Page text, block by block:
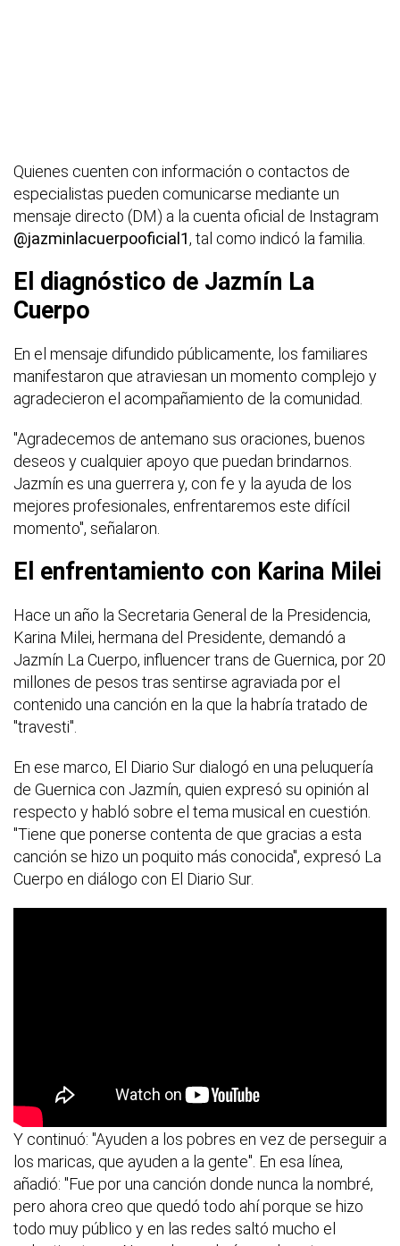
Quienes cuenten con información o contactos de
especialistas pueden comunicarse mediante un
mensaje directo (DM) a la cuenta oficial de Instagram
@jazminlacuerpooficial1, tal como indicó la familia.
El diagnóstico de Jazmín La
Cuerpo
En el mensaje difundido públicamente, los familiares
manifestaron que atraviesan un momento complejo y
agradecieron el acompañamiento de la comunidad.
"Agradecemos de antemano sus oraciones, buenos
deseos y cualquier apoyo que puedan brindarnos.
Jazmín es una guerrera y, con fe y la ayuda de los
mejores profesionales, enfrentaremos este difícil
momento", señalaron.
El enfrentamiento con Karina Milei
Hace un año la Secretaria General de la Presidencia,
Karina Milei, hermana del Presidente, demandó a
Jazmín La Cuerpo, influencer trans de Guernica, por 20
millones de pesos tras sentirse agraviada por el
contenido una canción en la que la habría tratado de
"travesti".
En ese marco, El Diario Sur dialogó en una peluquería
de Guernica con Jazmín, quien expresó su opinión al
respecto y habló sobre el tema musical en cuestión.
"Tiene que ponerse contenta de que gracias a esta
canción se hizo un poquito más conocida", expresó La
Cuerpo en diálogo con El Diario Sur.
Y continuó: "Ayuden a los pobres en vez de perseguir a
los maricas, que ayuden a la gente". En esa línea,
añadió: "Fue por una canción donde nunca la nombré,
pero ahora creo que quedó todo ahí porque se hizo
todo muy público y en las redes saltó mucho el